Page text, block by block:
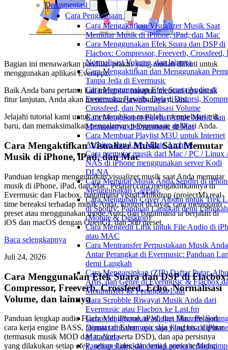
Dokumentasi
Cara Penggunaan
Cara Mengaktifkan Visualizer Musik Saat
Memutar Musik di iPhone, iPad, dan Mac
Cara Menggunakan Efek Suara dan DSP di
Flacbox: Compressor, Freeverb, Crossfeed,
Normalisasi Volume, dan lainnya
Cara Mengaktifkan dan Menggunakan
Tanpa Jeda di Evermusic
Cara Menggunakan Efek Suara Audio di
Evermusic: Reverb, Delay, Distorsi,
Crossfeed, dan Normalisasi Volume
Cara Mengekspor Playlist Apple Music dan
Memutarnya di Evermusic di Mac
Cara Membuat Playlist M3U untuk Internet
Archive atau Live Music Archive
Cara memutar musik dari Mac / PC / Linux /
NAS di iPhone menggunakan server Kodi
DLNA
Cara Memutar Musik Anda Sendiri di
Menggunakan CarPlay
Cara Mengubah Cover Album untuk Trek
di Spotify: Panduan Langkah demi Langkah
(Mobile & Desktop)
Cara Mengedit Lirik untuk File Audio di
atau MAC
Cara Mentransfer Perpustakaan Musik Anda
Antar Perangkat di Evermusic: Panduan
demi Langkah
Cara Mengarsipkan (ZIP) Daftar Putar,
Artis, dan Genre di Evermusic & Flacbox
Mentransfer ke Perangkat Lain
Cara Scrobble Riwayat Musik Anda dari
Evermusic atau Flacbox ke Last.fm
Cara Menggunakan Widget Dinamis
Diputar di Evermusic dan Flacbox di
Mac Anda
Panduan Langkah demi Langkah:
Bagian ini menawarkan panduan praktis yang mudah diikuti untuk
menggunakan aplikasi Everappz.
Baik Anda baru pertama kali mengatur maupun mencari tips untuk
fitur lanjutan, Anda akan menemukan jawabannya di sini.
Jelajahi tutorial kami untuk memecahkan masalah, mempelajari trik
baru, dan memaksimalkan pengalaman penggunaan aplikasi Anda.
Cara Mengaktifkan Visualizer Musik Saat Memutar
Musik di iPhone, iPad, dan Mac
Panduan lengkap menggunakan visualizer musik saat Anda memutar
musik di iPhone, iPad, dan Mac. Pelajari cara mengaktifkannya di
Evermusic dan Flacbox, bagaimana visual Milkdrop (projectM) real-
time bereaksi terhadap musik Anda, kontrol di layar, cara mengganti
preset atau menggunakan mode Auto, dan bagaimana ia berjalan di
iOS dan macOS dengan OpenGL dan 500 preset.
Baca selengkapnya
Juli 24, 2026
Cara Menggunakan Efek Suara dan DSP di
Compressor, Freeverb, Crossfeed, Echo, Normalisasi
Volume, dan lainnya
Panduan lengkap audio Flacbox di iPhone, iPad, dan Mac. Pelajari
cara kerja engine BASS, format tambahan apa saja yang bisa diputar
(termasuk musik MOD dan tracker serta DSD), dan apa persisnya
yang dilakukan setiap efek, setiap slider, dan setiap preset terhadap